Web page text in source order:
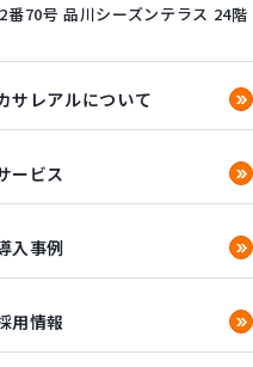
番70号 品川シーズンテラス 24階
サレアルについて
ービス
入事例
用情報